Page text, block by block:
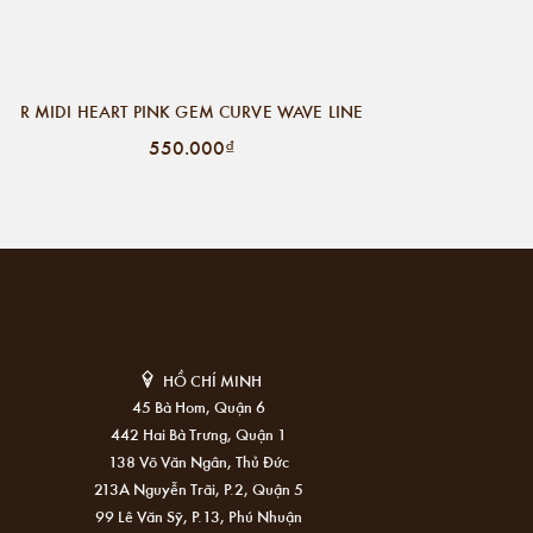
R MIDI HEART PINK GEM CURVE WAVE LINE
550.000₫
HỒ CHÍ MINH
45 Bà Hom, Quận 6
442 Hai Bà Trưng, Quận 1
138 Võ Văn Ngân, Thủ Đức
213A Nguyễn Trãi, P.2, Quận 5
99 Lê Văn Sỹ, P.13, Phú Nhuận